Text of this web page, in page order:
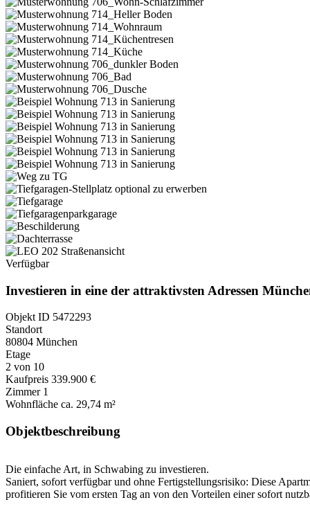
Verfügbar
Investieren in eine der attraktivsten Adressen
Objekt ID 5472293
Standort
80804 München
Etage
2 von 10
Kaufpreis 339.900 €
Zimmer 1
Wohnfläche ca. 29,74 m²
Objektbeschreibung
Die einfache Art, in Schwabing zu investieren.
Saniert, sofort verfügbar und ohne Fertigstellungsrisiko: Diese
profitieren Sie vom ersten Tag an von den Vorteilen einer sofort